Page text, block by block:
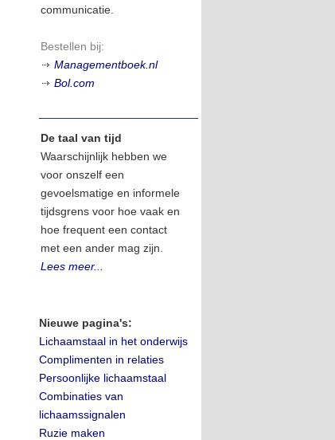
communicatie.
Bestellen bij:
Managementboek.nl
Bol.com
De taal van tijd
Waarschijnlijk hebben we
voor onszelf een
gevoelsmatige en informele
tijdsgrens voor hoe vaak en
hoe frequent een contact
met een ander mag zijn.
Lees meer...
Nieuwe pagina's:
Lichaamstaal in het onderwijs
Complimenten in relaties
Persoonlijke lichaamstaal
Combinaties van
lichaamssignalen
Ruzie maken